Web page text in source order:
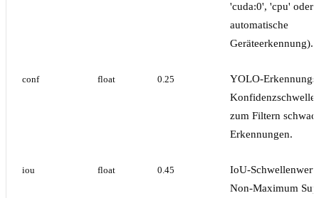
'cuda:0', 'cpu' oder
automatische
Geräteerkennung).
conf float 0.25
YOLO-
zum Filtern
Erkennungen.
iou float 0.45
IoU-Schwellenwert
Non-Maximum